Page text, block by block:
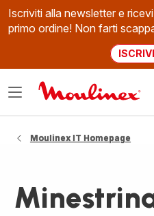
Iscriviti alla newsletter e
primo ordine! Non farti
Apri
Moulinex IT Homepage